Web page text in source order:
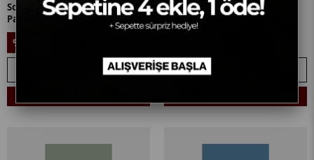
Soft Pembe Siena Desen
Pamuk Vual Şal
%21
Bordo Hasna Desen Pamuk
Vual Şal